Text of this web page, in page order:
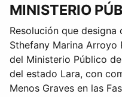
MINISTERIO
Resolución que
Sthefany Marina Arroyo
del Ministerio Público
del estado Lara, con
Menos Graves en las